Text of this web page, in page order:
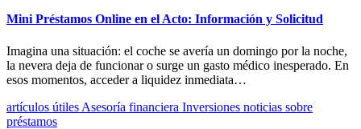
Mini Préstamos Online en el Acto: Información y Solicitud
Imagina una situación: el coche se avería un domingo por la noche,
la nevera deja de funcionar o surge un gasto médico inesperado. En
esos momentos, acceder a liquidez inmediata…
artículos útiles Asesoría financiera Inversiones noticias sobre
préstamos